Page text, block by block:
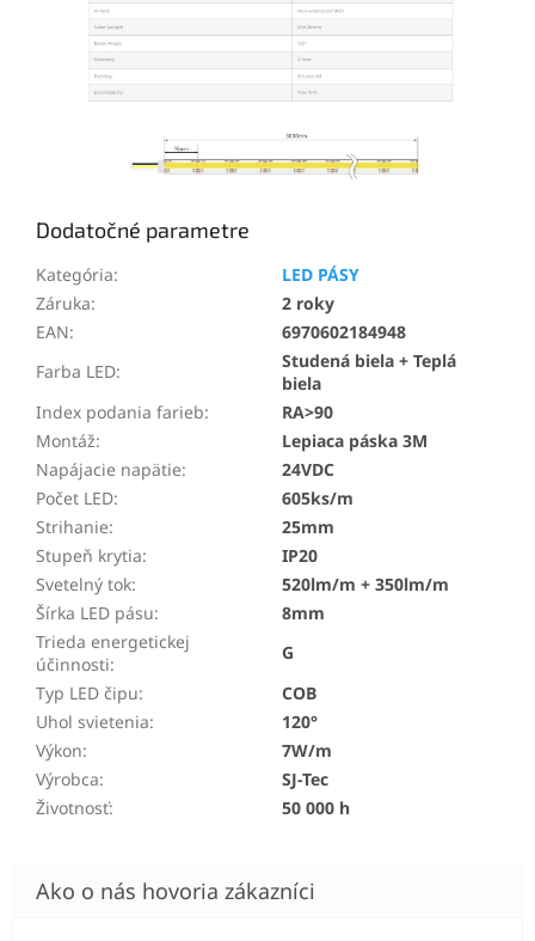
Dodatočné parametre
Kategória:
LED PÁSY
Záruka:
2 roky
EAN:
6970602184948
Farba LED:
Studená biela + Teplá
biela
Index podania farieb:
RA>90
Montáž:
Lepiaca páska 3M
Napájacie napätie:
24VDC
Počet LED:
605ks/m
Strihanie:
25mm
Stupeň krytia:
IP20
Svetelný tok:
520lm/m + 350lm/m
Šírka LED pásu:
8mm
Trieda energetickej
účinnosti:
G
Typ LED čipu:
COB
Uhol svietenia:
120°
Výkon:
7W/m
Výrobca:
SJ-Tec
Životnosť: 50 000 h